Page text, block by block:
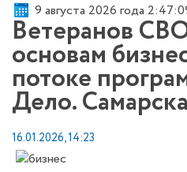
9 августа 2026 года
Ветеранов
основам
потоке
Дело.
16.01.2026, 14:23